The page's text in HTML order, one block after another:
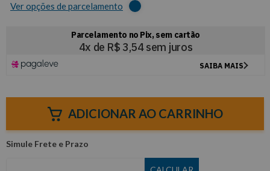
Ver opções de parcelamento
ADICIONAR AO CARRINHO